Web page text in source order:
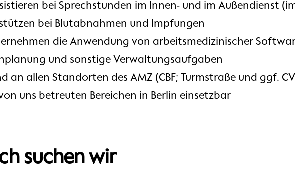
bei Sprechstunden im Innen- und im Außendienst
bei Blutabnahmen und Impfungen
die Anwendung von arbeitsmedizinischer
und sonstige Verwaltungsaufgaben
an allen Standorten des AMZ (CBF; Turmstraße und ggf.
uns betreuten Bereichen in Berlin einsetzbar
suchen wir